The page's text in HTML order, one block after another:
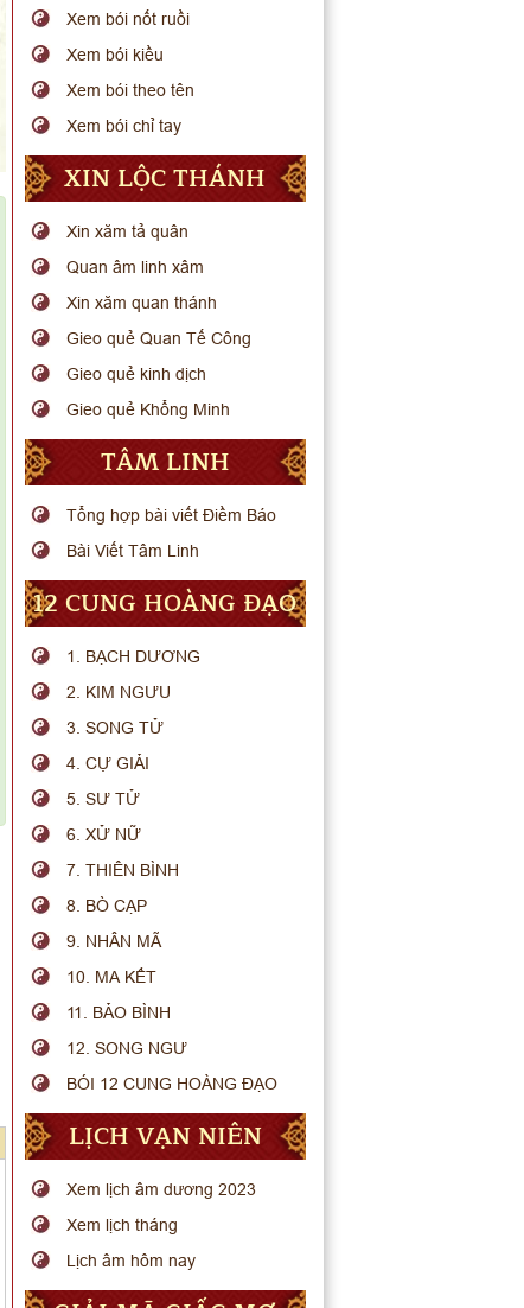
Xem bói nốt ruồi
Xem bói kiều
Xem bói theo tên
Xem bói chỉ tay
XIN LỘC THÁNH
Xin xăm tả quân
Quan âm linh xâm
Xin xăm quan thánh
Gieo quẻ Quan Tế Công
Gieo quẻ kinh dịch
Gieo quẻ Khổng Minh
TÂM LINH
Tổng hợp bài viết Điềm Báo
Bài Viết Tâm Linh
12 CUNG HOÀNG ĐẠO
1. BẠCH DƯƠNG
2. KIM NGƯU
3. SONG TỬ
4. CỰ GIẢI
5. SƯ TỬ
6. XỬ NỮ
7. THIÊN BÌNH
8. BÒ CẠP
9. NHÂN MÃ
10. MA KẾT
11. BẢO BÌNH
12. SONG NGƯ
BÓI 12 CUNG HOÀNG ĐẠO
LỊCH VẠN NIÊN
Xem lịch âm dương 2023
Xem lịch tháng
Lịch âm hôm nay